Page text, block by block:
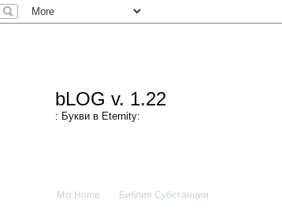
bLOG v. 1.22
: Букви в Eternity:
Mzi Home Библия Субстанции